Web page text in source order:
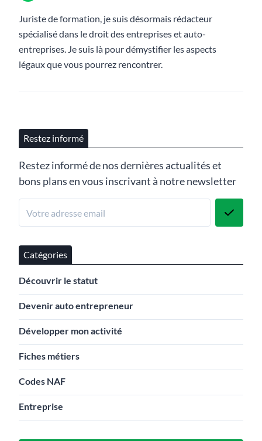
Juriste de formation, je suis désormais rédacteur
spécialisé dans le droit des entreprises et auto-
entreprises. Je suis là pour démystifier les aspects
légaux que vous pourrez rencontrer.
Restez informé
Restez informé de nos dernières actualités et
bons plans en vous inscrivant à notre newsletter
Catégories
Découvrir le statut
Devenir auto entrepreneur
Développer mon activité
Fiches métiers
Codes NAF
Entreprise